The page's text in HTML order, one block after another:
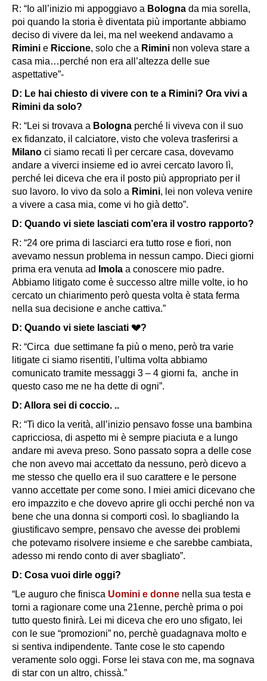
R: “Io all’inizio mi appoggiavo a Bologna da mia sorella,
poi quando la storia è diventata più importante abbiamo
deciso di vivere da lei, ma nel weekend andavamo a
Rimini e Riccione, solo che a Rimini non voleva stare a
casa mia…perché non era all’altezza delle sue
aspettative”-
D: Le hai chiesto di vivere con te a Rimini? Ora vivi a
Rimini da solo?
R: “Lei si trovava a Bologna perché li viveva con il suo
ex fidanzato, il calciatore, visto che voleva trasferirsi a
Milano ci siamo recati lì per cercare casa, dovevamo
andare a viverci insieme ed io avrei cercato lavoro lì,
perché lei diceva che era il posto più appropriato per il
suo lavoro. Io vivo da solo a Rimini, lei non voleva venire
a vivere a casa mia, come vi ho già detto”.
D: Quando vi siete lasciati com’era il vostro rapporto?
R: “24 ore prima di lasciarci era tutto rose e fiori, non
avevamo nessun problema in nessun campo. Dieci giorni
prima era venuta ad
Imola a conoscere mio padre.
Abbiamo litigato come è successo altre mille volte, io ho
cercato un chiarimento però questa volta è stata ferma
nella sua decisione e anche cattiva.”
D: Quando vi siete lasciati 💔?
R: “Circa due settimane fa più o meno, però tra varie
litigate ci siamo risentiti, l’ultima volta abbiamo
comunicato tramite messaggi 3 – 4 giorni fa, anche in
questo caso me ne ha dette di ogni”.
D: Allora sei di coccio. ..
R: “Ti dico la verità, all’inizio pensavo fosse una bambina
capricciosa, di aspetto mi è sempre piaciuta e a lungo
andare mi aveva preso. Sono passato sopra a delle cose
che non avevo mai accettato da nessuno, però dicevo a
me stesso che quello era il suo carattere e le persone
vanno accettate per come sono. I miei amici dicevano che
ero impazzito e che dovevo aprire gli occhi perché non va
bene che una donna si comporti così. Io sbagliando la
giustificavo sempre, pensavo che avesse dei problemi
che potevamo risolvere insieme e che sarebbe cambiata,
adesso mi rendo conto di aver sbagliato”.
D: Cosa vuoi dirle oggi?
“Le auguro che finisca Uomini e donne nella sua testa e
torni a ragionare come una 21enne, perchè prima o poi
tutto questo finirà. Lei mi diceva che ero uno sfigato, lei
con le sue “promozioni” no, perchè guadagnava molto e
si sentiva indipendente. Tante cose le sto capendo
veramente solo oggi. Forse lei stava con me, ma sognava
di star con un altro, chissà.”